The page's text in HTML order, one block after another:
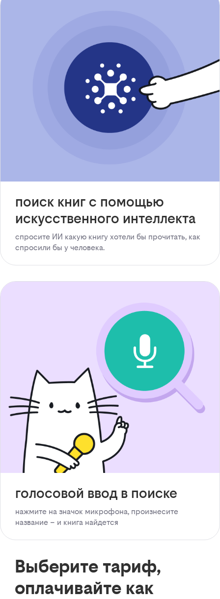
поиск книг с помощью
искусственного интеллекта
спросите ИИ какую книгу хотели бы прочитать, как
спросили бы у человека.
голосовой ввод в поиске
нажмите на значок микрофона, произнесите
название – и книга найдется
Выберите тариф,
оплачивайте как